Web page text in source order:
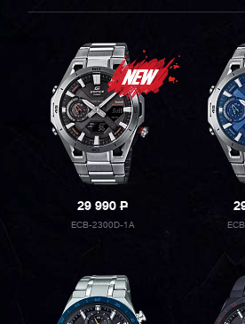
29 990P
ECB-2300D-1A